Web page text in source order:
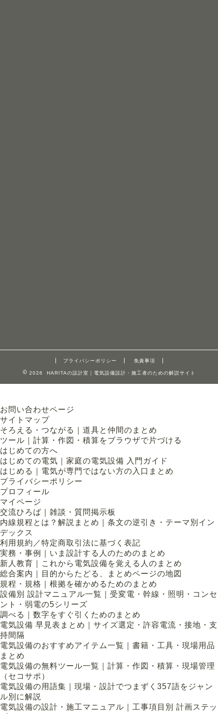
プライバシーポリシー 免責事項
2026 HARITAの設計室｜電気設備設計・施工者のための解説サイト
お問い合わせページ
サイトマップ
そろえる・つながる｜道具と仲間のまとめ
ツール｜計算・作図・積算をブラウザで片づける
はじめての方へ
はじめての電気｜家庭の電気設備 入門ガイド
はじめる｜電気が専門ではない方の入口まとめ
プライバシーポリシー
プロフィール
マイページ
交流ひろば｜雑談・質問掲示板
内線規程とは？解説まとめ｜条文の逆引き・テーマ別イン
デックス
利用規約／特定商取引法に基づく表記
実務・事例｜いま設計する人のためのまとめ
新人教育｜これから電気設備を覚える人のまとめ
総合案内｜目的からたどる、まとめページの地図
規程・規格｜根拠を確かめるためのまとめ
設備別 設計マニュアル一覧｜受変電・幹線・照明・コンセ
ント・弱電の5シリーズ
調べる｜数字をすぐ引くためのまとめ
電気設備 早見表まとめ｜サイズ選定・許容電流・接地・支
持間隔
電気設備のおすすめアイテム一覧｜書籍・工具・現場用品
まとめ
電気設備の無料ツール一覧｜計算・作図・積算・現場管理
（セコサポ）
電気設備の用語集｜現場・設計でつまずく357語をジャン
ル別に解説
電気設備の設計・施工マニュアル｜工事項目別 計画ステッ